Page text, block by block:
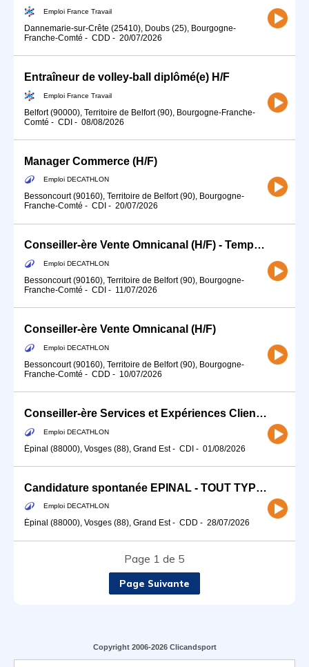
Emploi France Travail
Dannemarie-sur-Crête (25410), Doubs (25), Bourgogne-
Franche-Comté - CDD - 20/07/2026
Entraîneur de volley-ball diplômé(e) H/F
Emploi France Travail
Belfort (90000), Territoire de Belfort (90), Bourgogne-Franche-
Comté - CDI - 08/08/2026
Manager Commerce (H/F)
Emploi DECATHLON
Bessoncourt (90160), Territoire de Belfort (90), Bourgogne-
Franche-Comté - CDI - 20/07/2026
Conseiller-ère Vente Omnicanal (H/F) - Temps partiel
Emploi DECATHLON
Bessoncourt (90160), Territoire de Belfort (90), Bourgogne-
Franche-Comté - CDI - 11/07/2026
Conseiller-ère Vente Omnicanal (H/F)
Emploi DECATHLON
Bessoncourt (90160), Territoire de Belfort (90), Bourgogne-
Franche-Comté - CDD - 10/07/2026
Conseiller-ère Services et Expériences Client (H/F) - Temps partiel
Emploi DECATHLON
Épinal (88000), Vosges (88), Grand Est- CDI - 01/08/2026
Candidature spontanée EPINAL - TOUT TYPE DE CONTRAT
Emploi DECATHLON
Épinal (88000), Vosges (88), Grand Est- CDD - 28/07/2026
Page 1 de 5
Page Suivante
Copyright 2006-2026 Clicandsport